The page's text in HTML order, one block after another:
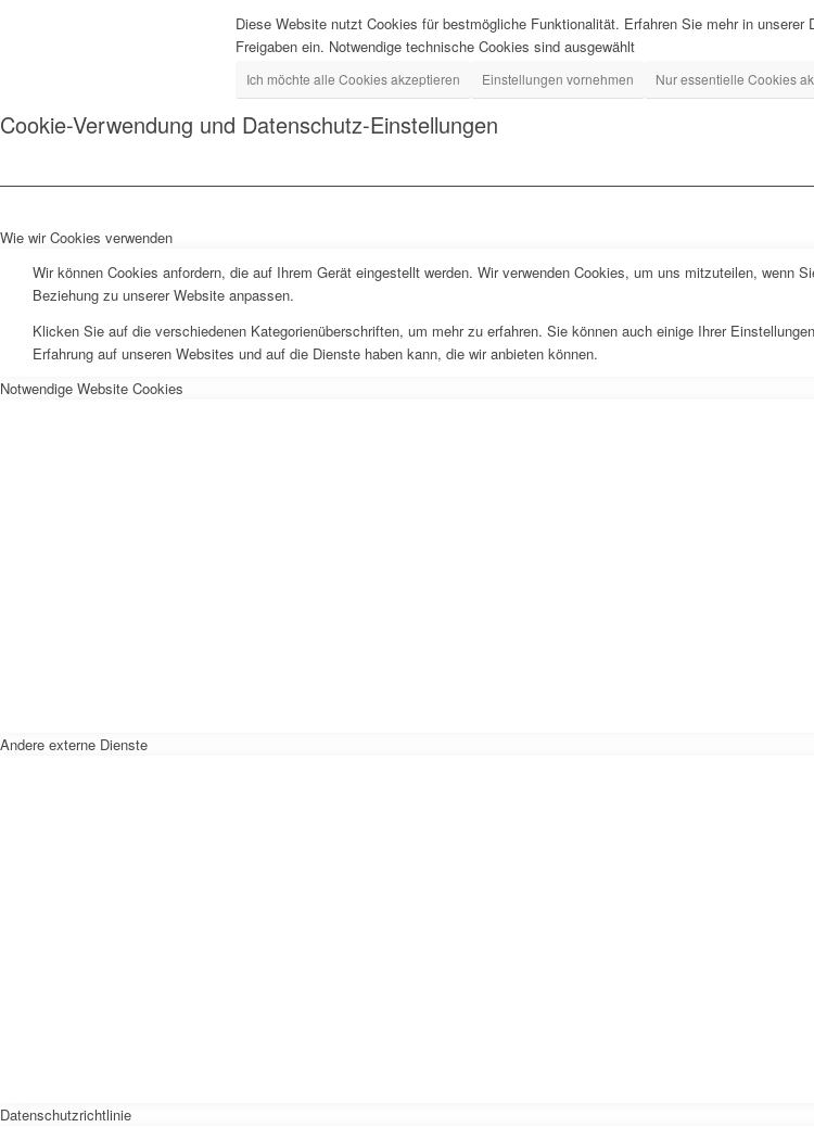
Diese Website nutzt Cookies für bestmögliche Funktionalität. Erfahren Sie mehr in
Freigaben ein. Notwendige technische Cookies sind ausgewählt
Ich möchte alle Cookies akzeptieren Einstellungen vornehmen Nur essentielle Cookies
Cookie-Verwendung und Datenschutz-Einstellungen
Wie wir Cookies verwenden
Wir können Cookies anfordern, die auf Ihrem Gerät eingestellt werden. Wir verwenden Cookies, um uns mitzuteilen,
Beziehung zu unserer Website anpassen.
Klicken Sie auf die verschiedenen Kategorienüberschriften, um mehr zu erfahren. Sie können auch einige Ihrer
Erfahrung auf unseren Websites und auf die Dienste haben kann, die wir anbieten können.
Notwendige Website Cookies
Andere externe Dienste
Datenschutzrichtlinie